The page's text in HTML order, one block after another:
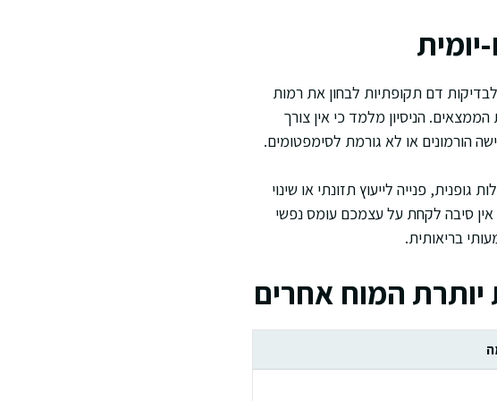
דם תקופתיות לבחון את רמות
הניסיון מלמד כי אין צורך
הורמונים או לא גורמת לסימפטומים.
פנייה לייעוץ תזונתי או שינוי
סיבה לקחת על עצמכם עומס נפשי
בריאותית.
יותרת המוח אחרים